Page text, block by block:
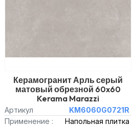
Керамогранит Арль серый
матовый обрезной 60x60
Kerama Marazzi
Артикул
KM6060G0721R
Применение :
Напольная плитка